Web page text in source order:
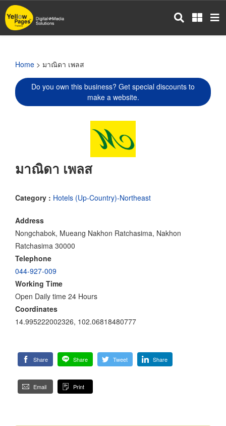
Skip
to
main
Home > มาณิดา เพลส
Do you own this business? Get special discounts to
make a website.
มาณิดา เพลส
Category : Hotels (Up-Country)-Northeast
Address
Nongchabok, Mueang Nakhon Ratchasima, Nakhon
Ratchasima 30000
Telephone
044-927-009
Working Time
Open Daily time 24 Hours
Coordinates
14.995222002326, 102.06818480777
Share Share Tweet Share
Email Print